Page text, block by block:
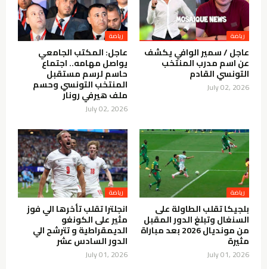
رياضة
عاجل / سمير الوافي يكشف
عن اسم مدرب المنتخب
التونسي القادم
July 02, 2026
رياضة
عاجل: المكتب الجامعي
يواصل مهامه.. اجتماع
حاسم لرسم مستقبل
المنتخب التونسي وحسم
ملف هيرفي رونار
July 02, 2026
رياضة
بلجيكا تقلب الطاولة على
السنغال وتبلغ الدور المقبل
من مونديال 2026 بعد مباراة
مثيرة
July 01, 2026
رياضة
انجلترا تقلب تأخرها الي فوز
مثير على الكونغو
الديمقراطية و تترشح الي
الدور السادس عشر
July 01, 2026